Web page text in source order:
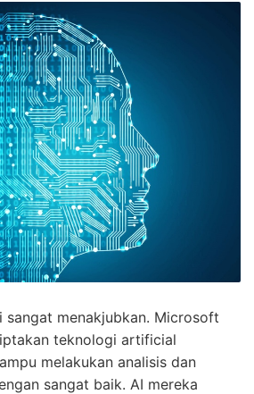
sangat menakjubkan. Microsoft
teknologi artificial
melakukan analisis dan
sangat baik. AI mereka